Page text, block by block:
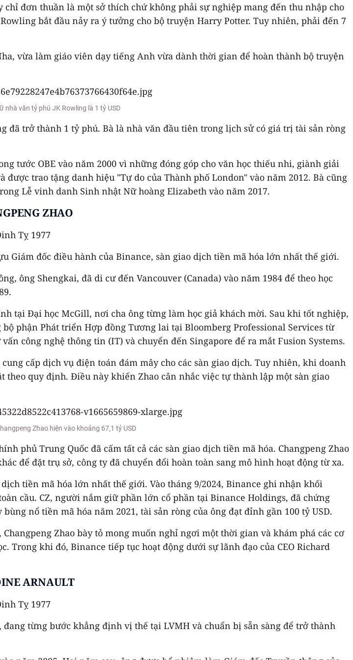
đơn thuần là một sở thích chứ không phải sự nghiệp mang đến thu nhập cho
bắt đầu nảy ra ý tưởng cho bộ truyện Harry Potter. Tuy nhiên, phải đến 7
vừa làm giáo viên dạy tiếng Anh vừa dành thời gian để hoàn thành bộ truyện
nhà văn tỷ phú JK Rowling là 1 tỷ USD
đã trở thành 1 tỷ phú. Bà là nhà văn đầu tiên trong lịch sử có giá trị tài sản ròng
tước OBE vào năm 2000 vì những đóng góp cho văn học thiếu nhi, giành giải
trao tặng danh hiệu "Tự do của Thành phố London" vào năm 2012. Bà cũng
Lễ vinh danh Sinh nhật Nữ hoàng Elizabeth vào năm 2017.
ZHAO
Tỵ 1977
Giám đốc điều hành của Binance, sàn giao dịch tiền mã hóa lớn nhất thế giới.
ông Shengkai, đã di cư đến Vancouver (Canada) vào năm 1984 để theo học
tại Đại học McGill, nơi cha ông từng làm học giả khách mời. Sau khi tốt nghiệp,
phận Phát triển Hợp đồng Tương lai tại Bloomberg Professional Services từ
công nghệ thông tin (IT) và chuyển đến Singapore để ra mắt Fusion Systems.
cấp dịch vụ điện toán đám mây cho các sàn giao dịch. Tuy nhiên, khi doanh
quy định. Điều này khiến Zhao cân nhắc việc tự thành lập một sàn giao
Zhao hiện vào khoảng 67,1 tỷ USD
phủ Trung Quốc đã cấm tất cả các sàn giao dịch tiền mã hóa. Changpeng Zhao
để đặt trụ sở, công ty đã chuyển đổi hoàn toàn sang mô hình hoạt động từ xa.
tiền mã hóa lớn nhất thế giới. Vào tháng 9/2024, Binance ghi nhận khối
cầu. CZ, người nắm giữ phần lớn cổ phần tại Binance Holdings, đã chứng
nổ tiền mã hóa năm 2021, tài sản ròng của ông đạt đỉnh gần 100 tỷ USD.
Zhao bày tỏ mong muốn nghỉ ngơi một thời gian và khám phá các cơ
khi đó, Binance tiếp tục hoạt động dưới sự lãnh đạo của CEO Richard
ARNAULT
Tỵ 1977
từng bước khẳng định vị thế tại LVMH và chuẩn bị sẵn sàng để trở thành